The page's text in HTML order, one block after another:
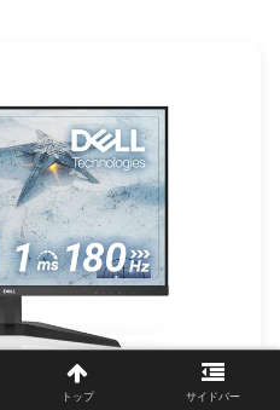
ミングモニター QHD 180Hz
トップ サイドバー